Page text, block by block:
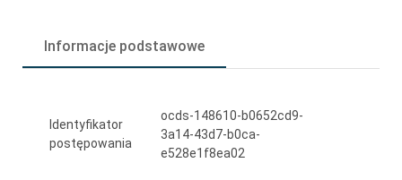
białostockiej
w
Informacje podstawowe
Identyfikator
postępowania
ocds-148610-b0652cd9-
3a14-43d7-b0ca-
e528e1f8ea02